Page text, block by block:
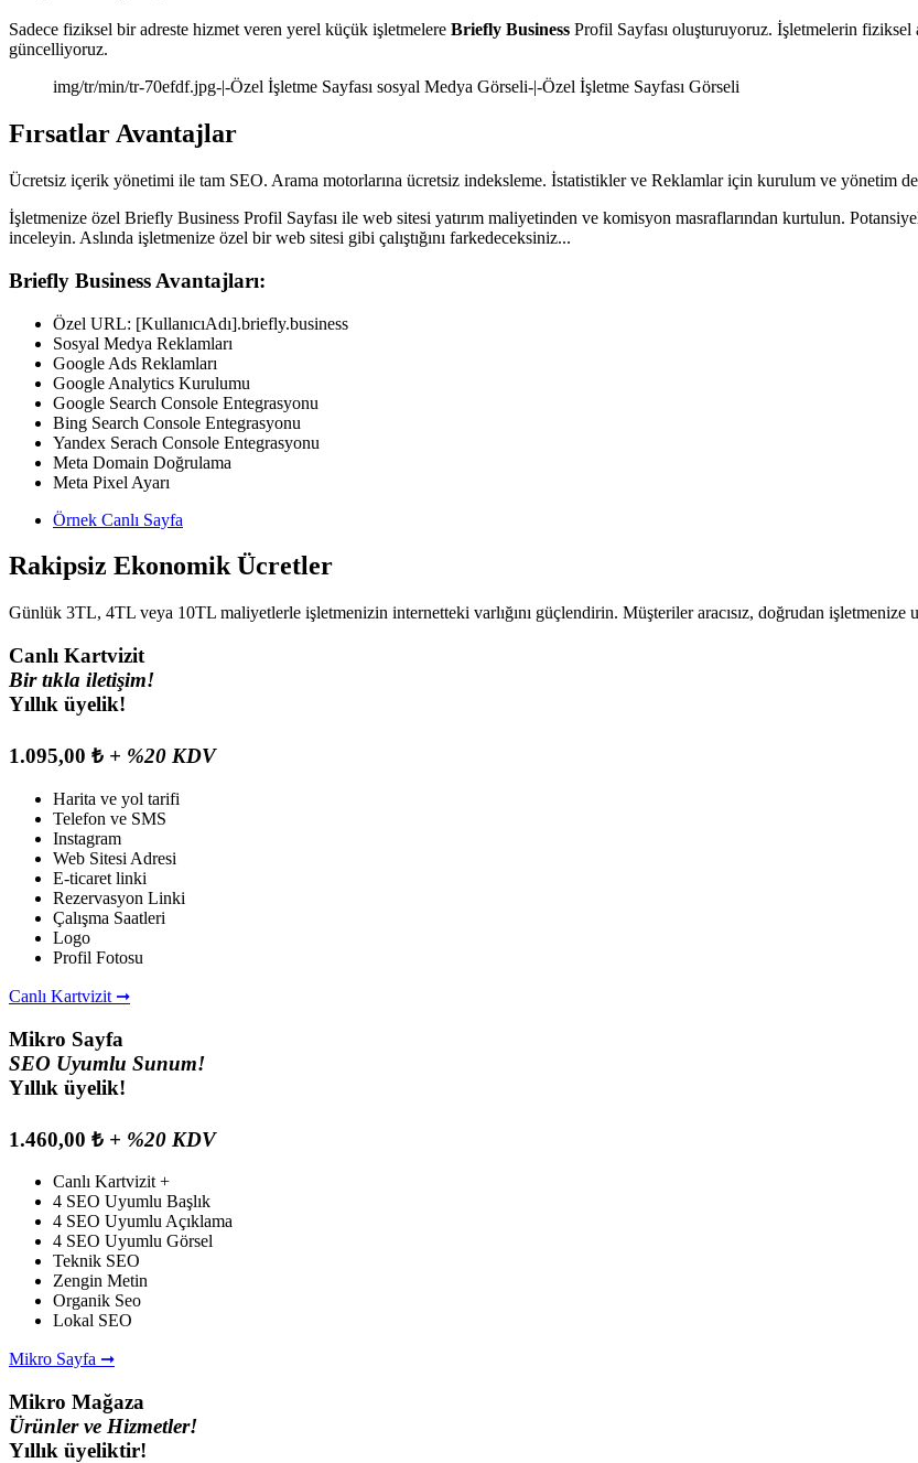
Sadece fiziksel bir adreste hizmet veren yerel küçük işletmelere Briefly Business Profil Sayfası oluşturuyoruz. İşletmelerin
güncelliyoruz.
img/tr/min/tr-70efdf.jpg-|-Özel İşletme Sayfası sosyal Medya Görseli-|-Özel İşletme Sayfası Görseli
FırsatlarAvantajlar
Ücretsiz içerik yönetimi ile tam SEO. Arama motorlarına ücretsiz indeksleme. İstatistikler ve Reklamlar için kurulum ve yönetim
İşletmenize özel Briefly Business Profil Sayfası ile web sitesi yatırım maliyetinden ve komisyon masraflarından kurtulun.
inceleyin. Aslında işletmenize özel bir web sitesi gibi çalıştığını farkedeceksiniz...
Briefly Business Avantajları:
Özel URL: [KullanıcıAdı].briefly.business
Sosyal Medya Reklamları
Google Ads Reklamları
Google Analytics Kurulumu
Google Search Console Entegrasyonu
Bing Search Console Entegrasyonu
Yandex Serach Console Entegrasyonu
Meta Domain Doğrulama
Meta Pixel Ayarı
Örnek Canlı Sayfa
Rakipsiz Ekonomik Ücretler
Günlük 3TL, 4TL veya 10TL maliyetlerle işletmenizin internetteki varlığını güçlendirin. Müşteriler aracısız, doğrudan işletmenize
Canlı Kartvizit
Bir tıkla iletişim!
Yıllık üyelik!
1.095,00 ₺ + %20 KDV
Harita ve yol tarifi
Telefon ve SMS
Instagram
Web Sitesi Adresi
E-ticaret linki
Rezervasyon Linki
Çalışma Saatleri
Logo
Profil Fotosu
Canlı Kartvizit ➞
Mikro Sayfa
SEO Uyumlu Sunum!
Yıllık üyelik!
1.460,00 ₺ + %20 KDV
Canlı Kartvizit +
4 SEO Uyumlu Başlık
4 SEO Uyumlu Açıklama
4 SEO Uyumlu Görsel
Teknik SEO
Zengin Metin
Organik Seo
Lokal SEO
Mikro Sayfa ➞
Mikro Mağaza
Ürünler ve Hizmetler!
Yıllık üyeliktir!